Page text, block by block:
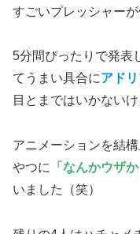
すごいプレッシャー
5分間ぴったりで発表
てうまい具合にアド
目とまではいかない
アニメーションを結
やつに
「なんかウザ
いました（笑）